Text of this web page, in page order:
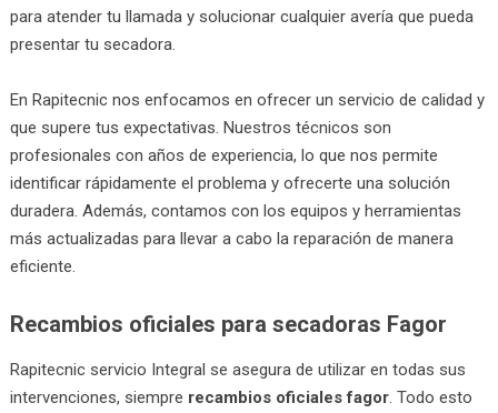
para atender tu llamada y solucionar cualquier avería que pueda
presentar tu secadora.
En Rapitecnic nos enfocamos en ofrecer un servicio de calidad y
que supere tus expectativas. Nuestros técnicos son
profesionales con años de experiencia, lo que nos permite
identificar rápidamente el problema y ofrecerte una solución
duradera. Además, contamos con los equipos y herramientas
más actualizadas para llevar a cabo la reparación de manera
eficiente.
Recambios oficiales para secadoras Fagor
Rapitecnic servicio Integral se asegura de utilizar en todas sus
intervenciones, siempre recambios oficiales fagor. Todo esto